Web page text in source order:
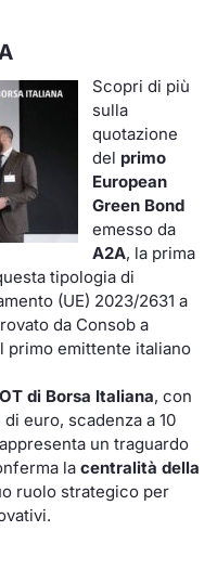
Scopri di più
sulla
quotazione
del primo
European
Green Bond
emesso da
A2A, la prima
tipologia di
(UE) 2023/2631 a
da Consob a
primo emittente italiano
di Borsa Italiana, con
euro, scadenza a 10
un traguardo
la centralità della
ruolo strategico per